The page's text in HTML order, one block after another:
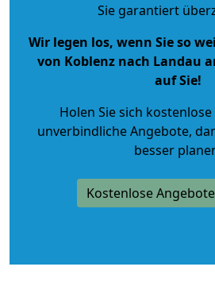
Sie garantiert
Wir legen los, wenn Sie so
von Koblenz nach Landau
auf Sie!
Holen Sie sich
unverbindliche Angebote,
besser
Kostenlose